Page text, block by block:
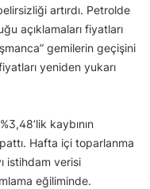
artırdı. Petrolde
açıklamaları fiyatları
gemilerin geçişini
yeniden yukarı
kaybının
Hafta içi toparlanma
istihdam verisi
eğiliminde.